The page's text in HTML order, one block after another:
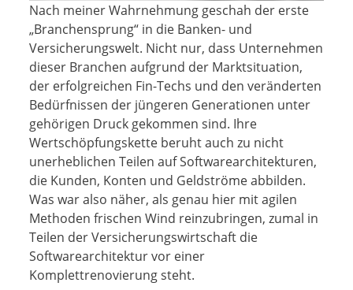
Nach meiner Wahrnehmung geschah der erste
„Branchensprung“ in die Banken- und
Versicherungswelt. Nicht nur, dass Unternehmen
dieser Branchen aufgrund der Marktsituation,
der erfolgreichen Fin-Techs und den veränderten
Bedürfnissen der jüngeren Generationen unter
gehörigen Druck gekommen sind. Ihre
Wertschöpfungskette beruht auch zu nicht
unerheblichen Teilen auf Softwarearchitekturen,
die Kunden, Konten und Geldströme abbilden.
Was war also näher, als genau hier mit agilen
Methoden frischen Wind reinzubringen, zumal in
Teilen der Versicherungswirtschaft die
Softwarearchitektur vor einer
Komplettrenovierung steht.